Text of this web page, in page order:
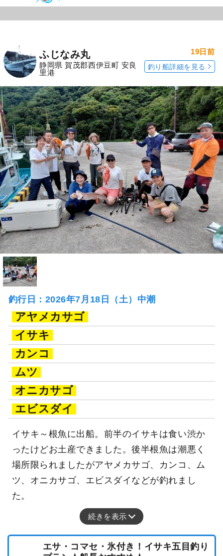
ふじなみ丸
静岡県 賀茂郡西伊豆町 安良
里港
19日前
釣り船詳細を見る
釣行日：2026年7月18日（土）中潮
アヤメカサゴ
イサキ
カンコ
ムツ
オニカサゴ
エビスダイ
イサキ～根魚に出船。前半のイサキは食い渋か
ったけどお土産できました。後半根魚は潮悪く
場所限られましたがアヤメカサゴ、カンコ、ム
ツ、オニカサゴ、エビスダイなどが釣れまし
た。
続きを表示
エサ・コマセ・氷付き！イサキ五目釣り